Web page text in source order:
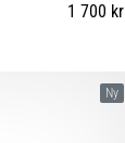
1 700 kr
46 46½ 47 48 Ny